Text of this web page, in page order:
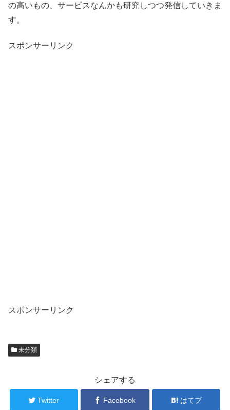
の高いもの、サービスなんかも研究しつつ発信していきま
す。
スポンサーリンク
スポンサーリンク
未分類
シェアする
Twitter Facebook はてブ